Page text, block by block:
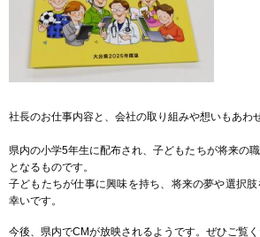
社長のお仕事内容と、会社の取り組みや想いもあわ
県内の小学5年生に配布され、子どもたちが将来の
となるものです。
子どもたちが仕事に興味を持ち、将来の夢や選択
幸いです。
今後、県内でCMが放映されるようです。ぜひご覧く